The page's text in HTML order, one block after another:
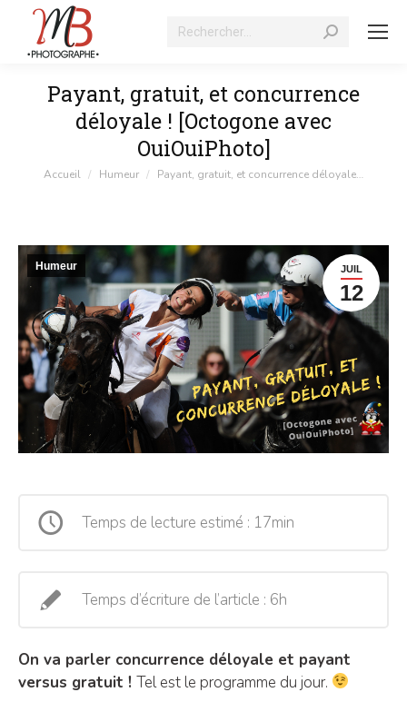
Recherche
Payant, gratuit, et concurrence
déloyale ! [Octogone avec
OuiOuiPhoto]
Vous êtes ici :
Accueil Humeur Payant, gratuit, et concurrence déloyale…
JUIL
12
Humeur
Temps de lecture estimé : 17min
Temps d’écriture de l’article : 6h
On va parler concurrence déloyale et payant
versus gratuit ! Tel est le programme du jour.